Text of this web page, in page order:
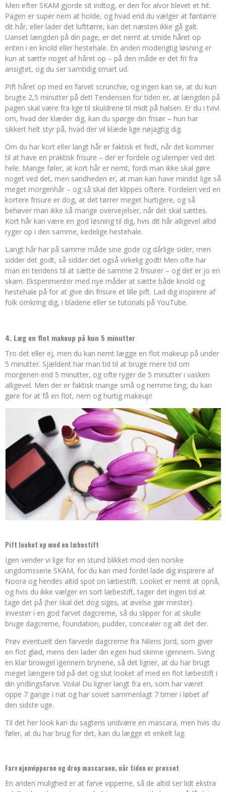
Men efter SKAM gjorde sit indtog, er den for alvor blevet et hit.
Pagen er super nem at holde, og hvad end du vælger at føntørre
dit hår, eller lader det lufttørre, kan det næsten ikke gå galt.
Uanset længden på din page, er det nemt at smide håret op
enten i en knold eller hestehale. En anden moderigtig løsning er
kun at sætte noget af håret op – på den måde er det fri fra
ansigtet, og du ser samtidig smart ud.
Pift håret op med en farvet scrunchie, og ingen kan se, at du kun
brugte 2,5 minutter på det! Tendensen for tiden er, at længden på
pagen skal være fra lige til skuldrene til midt på halsen. Er du i tvivl
om, hvad der klæder dig, kan du spørge din frisør – hun har
sikkert helt styr på, hvad der vil klæde lige nøjagtig dig.
Om du har kort eller langt hår er faktisk et fedt, når det kommer
til at have en praktisk frisure – der er fordele og ulemper ved det
hele. Mange føler, at kort hår er nemt, fordi man ikke skal gøre
noget ved det, men sandheden er, at man kan have mindst lige så
meget morgenhår – og så skal det klippes oftere. Fordelen ved en
kortere frisure er dog, at det tørrer meget hurtigere, og så
behøver man ikke så mange overvejelser, når det skal sættes.
Kort hår kan være en god løsning til dig, hvis dit hår alligevel altid
ryger op i den samme, kedelige hestehale.
Langt hår har på samme måde sine gode og dårlige sider, men
sidder det godt, så sidder det også virkelig godt! Men ofte har
man en tendens til at sætte de samme 2 frisurer – og det er jo en
skam. Eksperimenter med nye måder at sætte både knold og
hestehale på for at give din frisure et lille pift. Lad dig inspirere af
folk omkring dig, i bladene eller se tutorials på YouTube.
4. Læg en flot makeup på kun 5 minutter
Tro det eller ej, men du kan nemt lægge en flot makeup på under
5 minutter. Sjældent har man tid til at bruge mere tid om
morgenen end 5 minutter, og ofte ryger de 5 minutter i vasken
alligevel. Men der er faktisk mange små og nemme ting, du kan
gøre for at få en flot, nem og hurtig makeup!
Pift looket op med en læbestift
Igen vender vi lige for en stund blikket mod den norske
ungdomsserie SKAM, for du kan med fordel lade dig inspirere af
Noora og hendes altid spot on læbestift. Looket er nemt at opnå,
og hvis du ikke vælger en sort læbestift, tager det ingen tid at
tage det på (her skal det dog siges, at øvelse gør mester).
Invester i en god farvet dagcreme, så du slipper for at skulle
bruge dagcreme, foundation, pudder, concealer og alt det der.
Prøv eventuelt den farvede dagcreme fra Nilens Jord, som giver
en flot glød, mens den lader din egen hud skinne igennem. Sving
en klar browgel igennem brynene, så det ligner, at du har brugt
meget længere tid på det og slut looket af med en flot læbestift i
din yndlingsfarve. Voila! Du ligner langt fra en, som har været
oppe 7 gange i nat og har sovet sammenlagt 7 timer i løbet af
den sidste uge.
Til det her look kan du sagtens undvære en mascara, men hvis du
føler, at du har brug for det, kan du lægge et enkelt lag.
Farv øjenvipperne og drop mascaraen, når tiden er presset
En anden mulighed er at farve vipperne, så de altid ser lidt ekstra